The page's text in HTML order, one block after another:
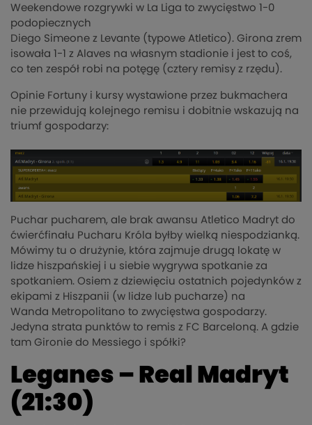
Weekendowe rozgrywki w La Liga to zwycięstwo 1-0
podopiecznych
Diego Simeone z Levante (typowe Atletico). Girona zrem
isowała 1-1 z Alaves na własnym stadionie i jest to coś,
co ten zespół robi na potęgę (cztery remisy z rzędu).
Opinie Fortuny i kursy wystawione przez bukmachera
nie przewidują kolejnego remisu i dobitnie wskazują na
triumf gospodarzy:
Puchar pucharem, ale brak awansu Atletico Madryt do
ćwierćfinału Pucharu Króla byłby wielką niespodzianką.
Mówimy tu o drużynie, która zajmuje drugą lokatę w
lidze hiszpańskiej i u siebie wygrywa spotkanie za
spotkaniem. Osiem z dziewięciu ostatnich pojedynków z
ekipami z Hiszpanii (w lidze lub pucharze) na
Wanda Metropolitano to zwycięstwa gospodarzy.
Jedyna strata punktów to remis z FC Barceloną. A gdzie
tam Gironie do Messiego i spółki?
Leganes – Real Madryt
(21:30)